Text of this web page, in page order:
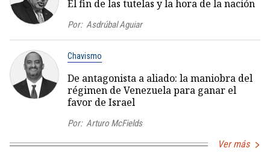
El fin de las tutelas y la hora de la nación
Por: Asdrúbal Aguiar
Chavismo
De antagonista a aliado: la maniobra del
régimen de Venezuela para ganar el
favor de Israel
Por: Arturo McFields
Ver más